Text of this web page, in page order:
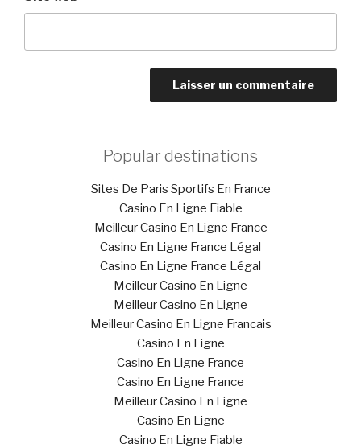
Popular destinations
Sites De Paris Sportifs En France
Casino En Ligne Fiable
Meilleur Casino En Ligne France
Casino En Ligne France Légal
Casino En Ligne France Légal
Meilleur Casino En Ligne
Meilleur Casino En Ligne
Meilleur Casino En Ligne Francais
Casino En Ligne
Casino En Ligne France
Casino En Ligne France
Meilleur Casino En Ligne
Casino En Ligne
Casino En Ligne Fiable